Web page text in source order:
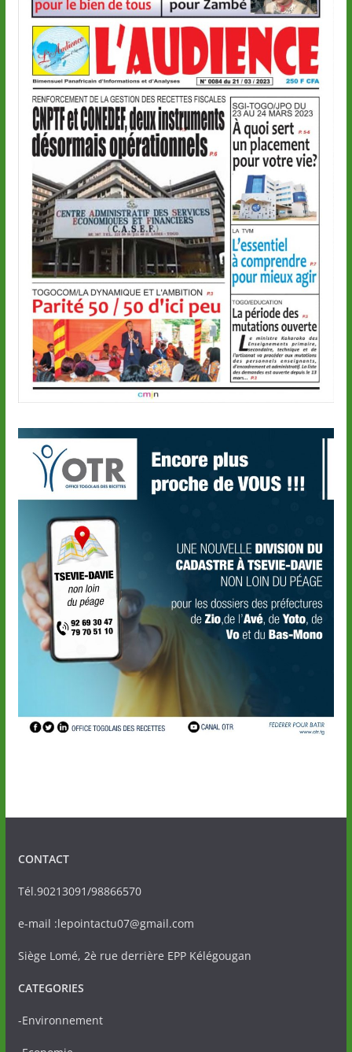
CONTACT
Tél.90213091/98866570
e-mail :lepointactu07@gmail.com
Siège Lomé, 2è rue derrière EPP Kélégougan
CATEGORIES
-Environnement